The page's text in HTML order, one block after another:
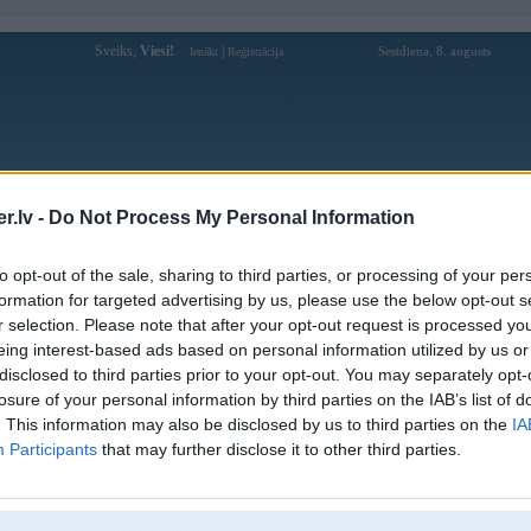
- Do Not Process My Personal Information
opt-out of the sale, sharing to third parties, or processing of your
for targeted advertising by us, please use the below opt-out
selection. Please note that after your opt-out request is processed
interest-based ads based on personal information utilized by us
to third parties prior to your opt-out. You may separately
of your personal information by third parties on the IAB’s list of
This information may also be disclosed by us to third parties on the
Participants that may further disclose it to other third parties.
Sveiks, Viesi! Ienākt Reģistrācija Sestdiena, 8. augusts
Forums Galerijas Reģistrācija Lietotāji
Lietotāja piipene profils
Lietotājvārds:
piipene
Ziņojumi forumā:
5
Pēdējie ziņojumi forumā